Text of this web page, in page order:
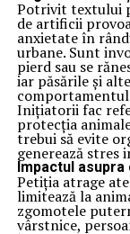
Potrivit textului
de artificii
anxietate în
urbane. Sunt
pierd sau se
iar păsările și
Inițiatorii fac
protecția
trebui să evite
generează stres
Impactul
Petiția atrage
limitează la
zgomotele
vârstnice,